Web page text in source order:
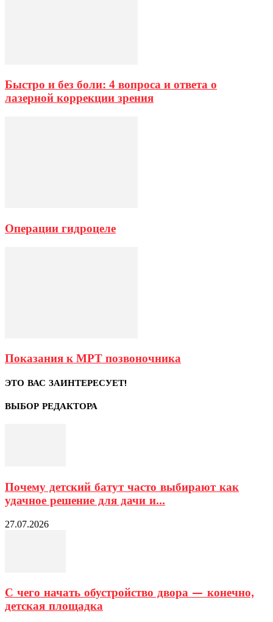
Быстро и без боли: 4 вопроса и ответа о
лазерной коррекции зрения
Операции гидроцеле
Показания к МРТ позвоночника
ЭТО ВАС ЗАИНТЕРЕСУЕТ!
ВЫБОР РЕДАКТОРА
Почему детский батут часто выбирают как
удачное решение для дачи и...
27.07.2026
С чего начать обустройство двора — конечно,
детская площадка